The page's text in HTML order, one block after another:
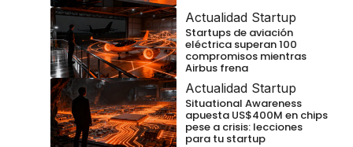
Actualidad Startup
Startups de aviación
eléctrica superan 100
compromisos mientras
Airbus frena
Actualidad Startup
Situational Awareness
apuesta US$400M en chips
pese a crisis: lecciones
para tu startup